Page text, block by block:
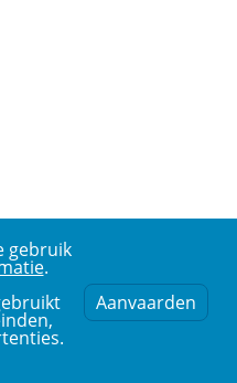
gebruik
.
Aanvaarden